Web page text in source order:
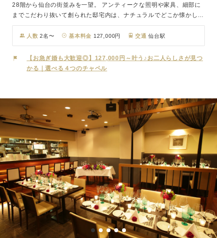
28階から仙台の街並みを一望。 アンティークな照明や家具、細部に
までこだわり抜いて創られた邸宅内は、ナチュラルでどこか懐かしい
雰囲気。 柔らかなチャペルでの挙式は、ふたりを自然体の表情に変
え、挙式に参加したゲストも一体感とともにアットホームな雰囲気に
変わります。正統派のキリスト教式も、自分たちらしい人前式も。
ふたりの自宅にゲストをお招きするような、アットホームなウェディ
ングが実現します。
人数 2名〜 基本料金 127,000円 交通 仙台駅
【お急ぎ婚も大歓迎◎】127,000円～叶う♪お二人らしさが見つ
かる｜選べる４つのチャペル